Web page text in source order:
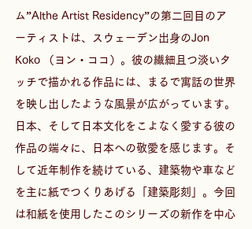
ム”Althe Artist Residency”の第二回目のア
ーティストは、スウェーデン出身のJon
Koko （ヨン・ココ）。彼の繊細且つ淡いタ
ッチで描かれる作品には、まるで寓話の世界
を映し出したような風景が広がっています。
日本、そして日本文化をこよなく愛する彼の
作品の端々に、日本への敬愛を感じます。そ
して近年制作を続けている、建築物や車など
を主に紙でつくりあげる「建築彫刻」。今回
は和紙を使用したこのシリーズの新作を中心